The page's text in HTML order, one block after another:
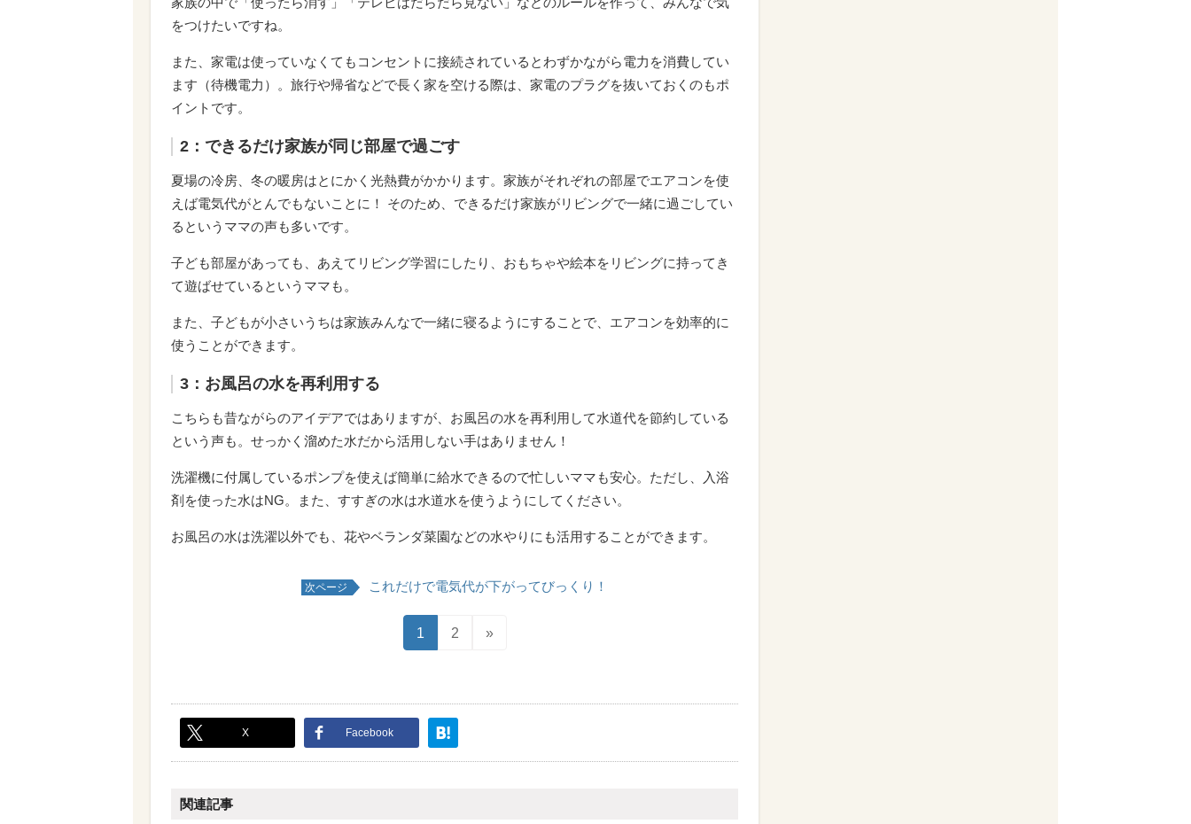
をつけたいですね。
また、家電は使っていなくてもコンセントに接続されているとわずかながら電力を消費してい
ます（待機電力）。旅行や帰省などで長く家を空ける際は、家電のプラグを抜いておくのもポ
イントです。
2：できるだけ家族が同じ部屋で過ごす
夏場の冷房、冬の暖房はとにかく光熱費がかかります。家族がそれぞれの部屋でエアコンを使
えば電気代がとんでもないことに！ そのため、できるだけ家族がリビングで一緒に過ごしてい
るというママの声も多いです。
子ども部屋があっても、あえてリビング学習にしたり、おもちゃや絵本をリビングに持ってき
て遊ばせているというママも。
また、子どもが小さいうちは家族みんなで一緒に寝るようにすることで、エアコンを効率的に
使うことができます。
3：お風呂の水を再利用する
こちらも昔ながらのアイデアではありますが、お風呂の水を再利用して水道代を節約している
という声も。せっかく溜めた水だから活用しない手はありません！
洗濯機に付属しているポンプを使えば簡単に給水できるので忙しいママも安心。ただし、入浴
剤を使った水はNG。また、すすぎの水は水道水を使うようにしてください。
お風呂の水は洗濯以外でも、花やベランダ菜園などの水やりにも活用することができます。
次ページ これだけで電気代が下がってびっくり！
1 2 »
X Facebook
関連記事